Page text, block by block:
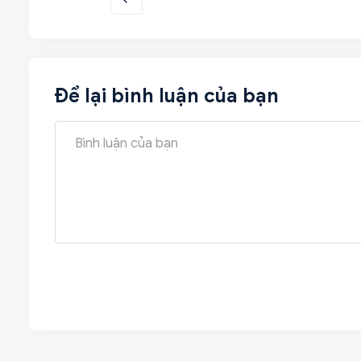
Để lại bình luận của bạn